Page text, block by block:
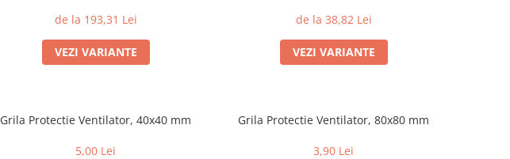
de la 193,31 Lei
VEZI VARIANTE
de la 38,82 Lei
VEZI VARIANTE
Grila Protectie Ventilator, 40x40 mm
5,00 Lei
Grila Protectie Ventilator, 80x80 mm
3,90 Lei